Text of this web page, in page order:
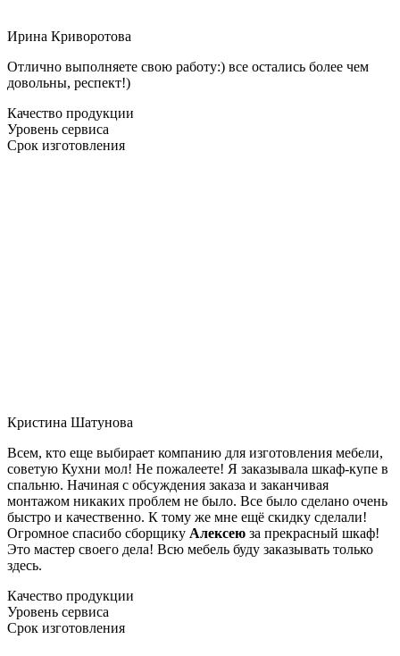
Ирина Криворотова
Отлично выполняете свою работу:) все остались более чем
довольны, респект!)
Качество продукции
Уровень сервиса
Срок изготовления
Кристина Шатунова
Всем, кто еще выбирает компанию для изготовления мебели,
советую Кухни мол! Не пожалеете! Я заказывала шкаф-купе в
спальню. Начиная с обсуждения заказа и заканчивая
монтажом никаких проблем не было. Все было сделано очень
быстро и качественно. К тому же мне ещё скидку сделали!
Огромное спасибо сборщику Алексею за прекрасный шкаф!
Это мастер своего дела! Всю мебель буду заказывать только
здесь.
Качество продукции
Уровень сервиса
Срок изготовления